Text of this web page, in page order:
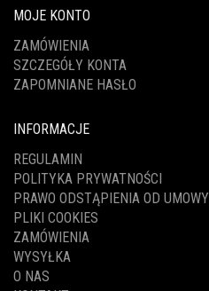
MOJE KONTO
ZAMÓWIENIA
SZCZEGÓŁY KONTA
ZAPOMNIANE HASŁO
INFORMACJE
REGULAMIN
POLITYKA PRYWATNOŚCI
PRAWO ODSTĄPIENIA OD UMOWY
PLIKI COOKIES
ZAMÓWIENIA
WYSYŁKA
O NAS